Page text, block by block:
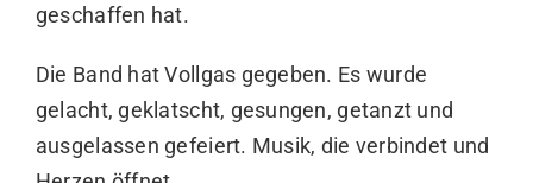
geschaffen hat.
Die Band hat Vollgas gegeben. Es wurde
gelacht, geklatscht, gesungen, getanzt und
ausgelassen gefeiert. Musik, die verbindet und